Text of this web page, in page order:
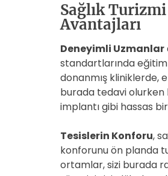
Sağlık
Avantajları
Deneyimli Uzmanlar
standartlarında
donanmış kliniklerde,
burada tedavi olurken
implantı gibi hassas
Tesislerin Konforu,
konforunu ön planda
ortamlar, sizi burada